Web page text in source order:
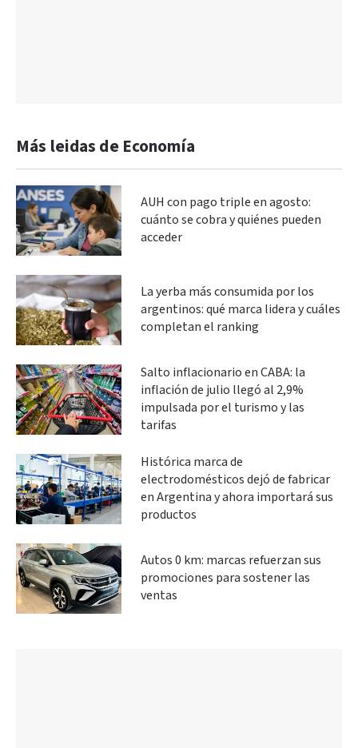
Más leidas de Economía
AUH con pago triple en agosto:
cuánto se cobra y quiénes pueden
acceder
La yerba más consumida por los
argentinos: qué marca lidera y cuáles
completan el ranking
Salto inflacionario en CABA: la
inflación de julio llegó al 2,9%
impulsada por el turismo y las
tarifas
Histórica marca de
electrodomésticos dejó de fabricar
en Argentina y ahora importará sus
productos
Autos 0 km: marcas refuerzan sus
promociones para sostener las
ventas